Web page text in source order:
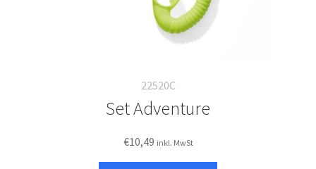
22520C
Set Adventure
€10,49 inkl. MwSt